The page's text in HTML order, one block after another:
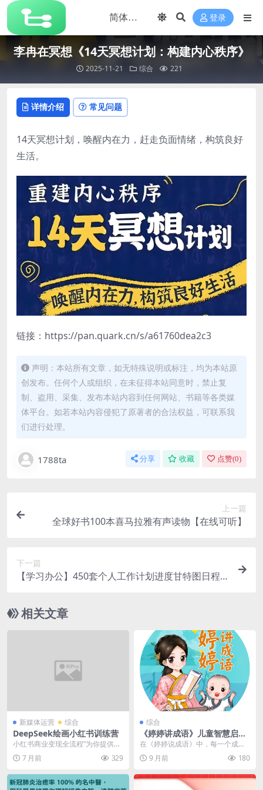
登录
李冉在冥想《14天冥想计划：构建内心秩序》
2025-11-21 综合 221
详情介绍 常见问题
14天冥想计划，唤醒内在力，赶走负面情绪，构筑良好
生活。
链接：https://pan.quark.cn/s/a61760dea2c3
声明：本站所有文章，如无特殊说明或标注，均为本站原
创发布。任何个人或组织，在未征得本站同意时，禁止复
制、盗用、采集、发布本站内容到任何网站、书籍等各类媒
体平台。如若本站内容侵犯了原著者的合法权益，可联系我
们进行处理。
1788ta 分享 收藏 点赞(0)
上一篇
全球好书100本喜马拉雅有声读物【在线可听】
下一篇
【学习办公】450套个人工作计划进度甘特图日程
相关文章
新媒体运营 综合
DeepSeek绘画小红书训练营
小红书商业变现全流程”为你提供一
站式方案，零基础精通Midjourney
与Sta...
7 月前 329
综合
《婷婷讲成语》儿童智慧启蒙
有声读物
在《婷婷说成语》中，每一个成语
都是一个故事的缩影，每一个故事
都蕴含着生活的智慧。...
9 月前 180